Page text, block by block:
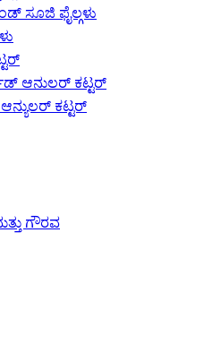
ಸೂಜಿ ಫೈಲ್ಗಳು
ಆನುಲರ್ ಕಟ್ಟರ್
ಆನ್ಯುಲರ್ ಕಟ್ಟರ್
ಗೌರವ